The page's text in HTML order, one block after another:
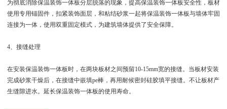
为彻底消除保温装饰一体板分层脱落的现象，提高保温装饰一体板安全性，板材
使用专用锚固件，扣紧装饰面层，和粘结砂浆一起将保温装饰一体板与墙体牢固
连接为一体，使用双重固定模式，为建筑墙体提供了安全保障。
4、接缝处理
在安装保温装饰一体板时，在两块板材之间预留10-15mm宽的接缝。当板材安装
完成砂浆干燥后，在接缝中嵌填pe棒，再用耐候密封硅胶填平接缝。不让板材产
生缝隙进水。延长保温装饰一体板的使用寿命。